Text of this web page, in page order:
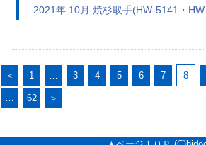
2021年 10月 焼杉取手(HW-5141・
＜ 1 … 3 4 5 6 7 8
… 62 ＞